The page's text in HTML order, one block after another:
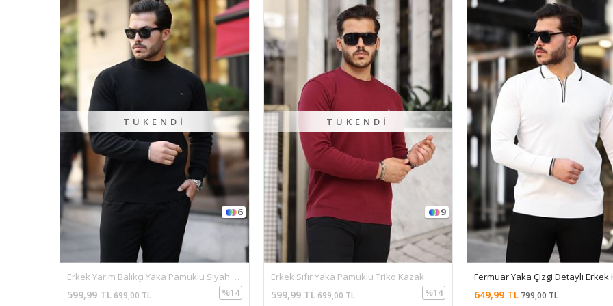
TÜKENDI
9
Erkek Sıfır Yaka Pamuklu Triko Kazak
599,99 TL699,00 TL %14
11
Fermuar Yaka Çizgi Detaylı Erkek Kazak
649,99 TL799,00 TL %19
Erkek Sıfır Yaka Pamuklu Triko
599,99 TL699,00 TL